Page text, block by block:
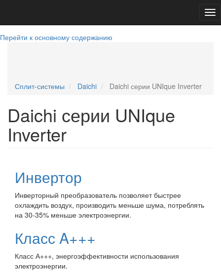
Перейти к основному содержанию
Сплит-системы
Daichi Daichi серии UNIque Inverter
Daichi серии UNIque
Inverter
Инвертор
Инверторный преобразователь позволяет быстрее
охлаждить воздух, производить меньше шума, потреблять
на 30-35% меньше электроэнергии.
Класс A+++
Класс А+++, энергоэффективности использования
электроэнергии.